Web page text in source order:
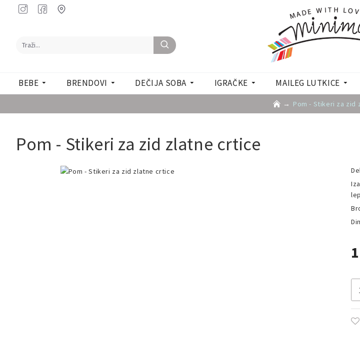
BEBE BRENDOVI DEČIJA SOBA IGRAČKE MAILEG LUTKICE
Pom - Stikeri za zid
Pom - Stikeri za zid zlatne crtice